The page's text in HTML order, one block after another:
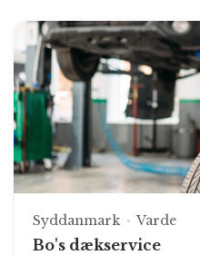
Syddanmark Varde
Bo's dækservice